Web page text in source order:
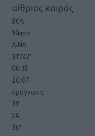
αίθριος καιρός
80%
14km/h
Δ-ΝΔ
31°/32°
06:18
20:07
πρόγνωση:
31°
ΣΑ
30°